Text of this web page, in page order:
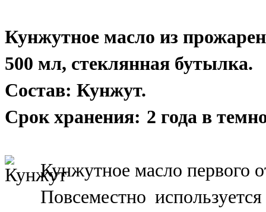
Кунжутное масло из
500 мл, стеклянная бутылка.
Состав: Кунжут.
Срок хранения: 2 года в
Кунжутное масло первого
Повсеместно